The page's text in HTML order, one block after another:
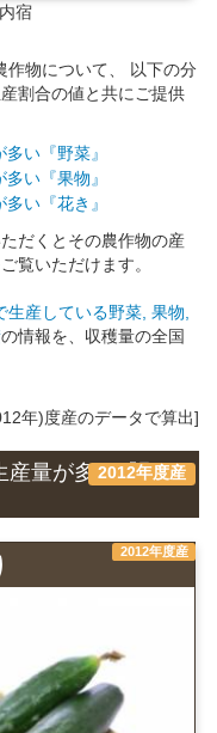
宿
作物について、 以下の分
割合の値と共にご提供
い『野菜』
い『果物』
い『花き』
だくとその農作物の産
覧いただけます。
生産している野菜, 果物,
の情報を、収穫量の全国
年)度産のデータで算出]
2012年度産
産量が多い『野
2012年度産